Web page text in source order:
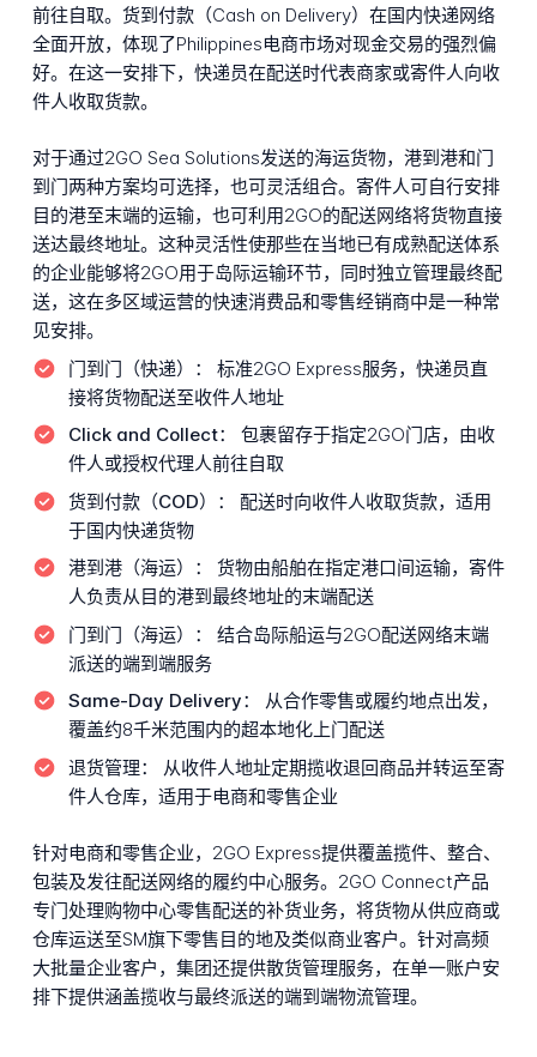
前往自取。货到付款（Cash on Delivery）在国内快递网络
全面开放，体现了Philippines电商市场对现金交易的强烈偏
好。在这一安排下，快递员在配送时代表商家或寄件人向收
件人收取货款。
对于通过2GO Sea Solutions发送的海运货物，港到港和门
到门两种方案均可选择，也可灵活组合。寄件人可自行安排
目的港至末端的运输，也可利用2GO的配送网络将货物直接
送达最终地址。这种灵活性使那些在当地已有成熟配送体系
的企业能够将2GO用于岛际运输环节，同时独立管理最终配
送，这在多区域运营的快速消费品和零售经销商中是一种常
见安排。
门到门（快递）：
标准2GO Express服务，快递员直
接将货物配送至收件人地址
Click and Collect：
包裹留存于指定2GO门店，由收
件人或授权代理人前往自取
货到付款（COD）：
配送时向收件人收取货款，适用
于国内快递货物
港到港（海运）：
货物由船舶在指定港口间运输，寄件
人负责从目的港到最终地址的末端配送
门到门（海运）：
结合岛际船运与2GO配送网络末端
派送的端到端服务
Same-Day Delivery：
从合作零售或履约地点出发，
覆盖约8千米范围内的超本地化上门配送
退货管理：
从收件人地址定期揽收退回商品并转运至寄
件人仓库，适用于电商和零售企业
针对电商和零售企业，2GO Express提供覆盖揽件、整合、
包装及发往配送网络的履约中心服务。2GO Connect产品
专门处理购物中心零售配送的补货业务，将货物从供应商或
仓库运送至SM旗下零售目的地及类似商业客户。针对高频
大批量企业客户，集团还提供散货管理服务，在单一账户安
排下提供涵盖揽收与最终派送的端到端物流管理。